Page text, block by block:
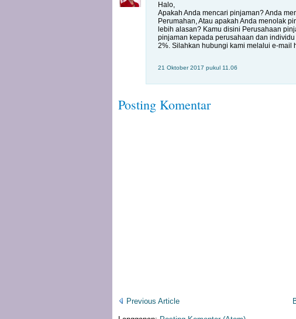
Halo,
Apakah Anda mencari pinjaman? Anda
Perumahan, Atau apakah Anda menolak
lebih alasan? Kamu disini Perusahaan
pinjaman kepada perusahaan dan
2%. Silahkan hubungi kami melalui e-mail
21 Oktober 2017 pukul 11.06
Posting Komentar
Previous Article